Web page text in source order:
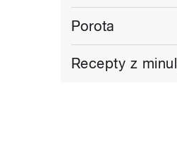
Porota
Recepty z